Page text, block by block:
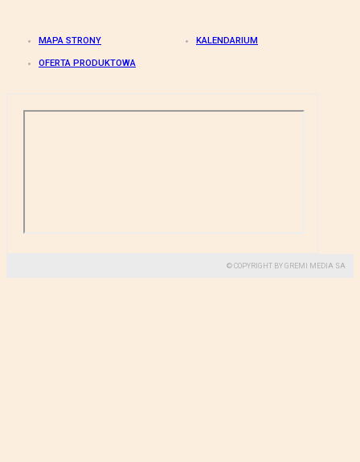
MAPA STRONY KALENDARIUM
OFERTA PRODUKTOWA
© COPYRIGHT BY GREMI MEDIA SA